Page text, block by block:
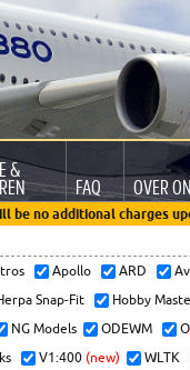
&
FAQ OVER
be no additional charges
Apollo ARD
Snap-Fit Hobby
NG Models ODEWM
V1:400 (new) WLTK